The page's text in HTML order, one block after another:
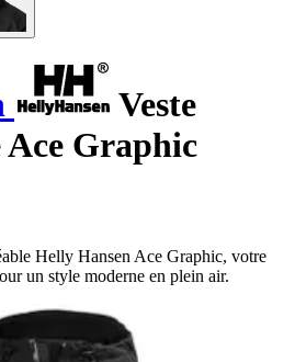
Veste
Graphic
Helly Hansen Ace Graphic, votre
un style moderne en plein air.